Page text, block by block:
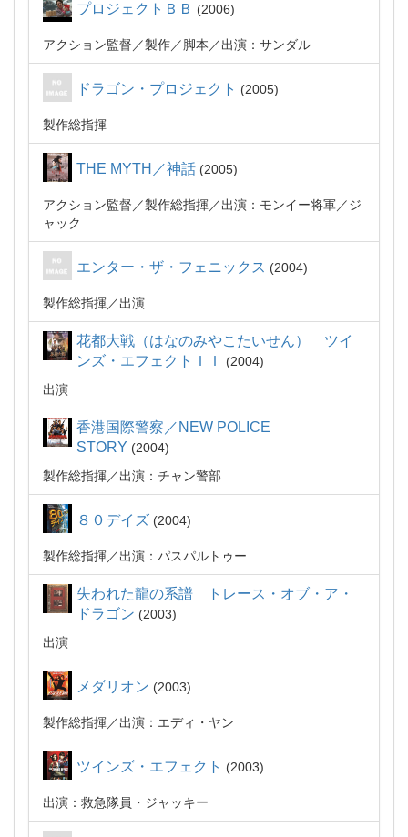
プロジェクトＢＢ 2006
アクション監督 製作 脚本 出演：サンダル
ドラゴン・プロジェクト 2005
製作総指揮
THE MYTH／神話 2005
アクション監督 製作総指揮
出演：モンイー将軍／ジ
ャック
エンター・ザ・フェニックス 2004
製作総指揮 出演
花都大戦（はなのみやこたいせん） ツイ
ンズ・エフェクトＩＩ
2004
出演
香港国際警察／NEW POLICE
STORY
2004
製作総指揮
出演：チャン警部
８０デイズ 2004
製作総指揮 出演：パスパルトゥー
失われた龍の系譜 トレース・オブ・ア・
ドラゴン
2003
出演
メダリオン 2003
製作総指揮 出演：エディ・ヤン
ツインズ・エフェクト 2003
出演：救急隊員・ジャッキー